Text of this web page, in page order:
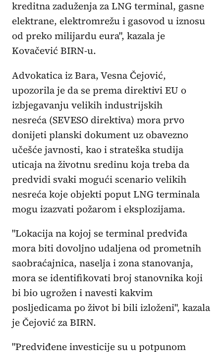
kreditna zaduženja za LNG terminal, gasne
elektrane, elektromrežu i gasovod u iznosu
od preko milijardu eura", kazala je
Kovačević BIRN-u.
Advokatica iz Bara, Vesna Čejović,
upozorila je da se prema direktivi EU o
izbjegavanju velikih industrijskih
nesreća (SEVESO direktiva) mora prvo
donijeti planski dokument uz obavezno
učešće javnosti, kao i strateška studija
uticaja na životnu sredinu koja treba da
predvidi svaki mogući scenario velikih
nesreća koje objekti poput LNG terminala
mogu izazvati požarom i eksplozijama.
"Lokacija na kojoj se terminal predviđa
mora biti dovoljno udaljena od prometnih
saobraćajnica, naselja i zona stanovanja,
mora se identifikovati broj stanovnika koji
bi bio ugrožen i navesti kakvim
posljedicama po život bi bili izloženi", kazala
je Čejović za BIRN.
"Predviđene investicije su u potpunom